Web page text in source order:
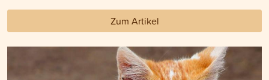
Zum Artikel